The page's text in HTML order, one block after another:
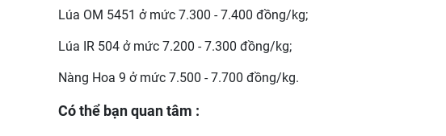
Lúa OM 5451 ở mức 7.300 - 7.400 đồng/kg;
Lúa IR 504 ở mức 7.200 - 7.300 đồng/kg;
Nàng Hoa 9 ở mức 7.500 - 7.700 đồng/kg.
Có thể bạn quan tâm :